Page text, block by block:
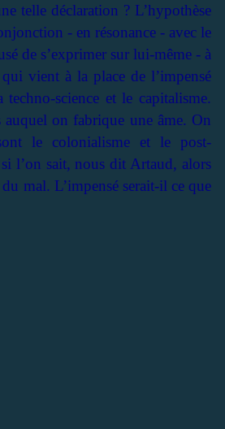
telle déclaration ? L’hypothèse
- en résonance - avec le
de s’exprimer sur lui-même - à
vient à la place de l’impensé
science et le capitalisme.
on fabrique une âme. On
le colonialisme et le post-
l’on sait, nous dit Artaud, alors
mal. L’impensé serait-il ce que